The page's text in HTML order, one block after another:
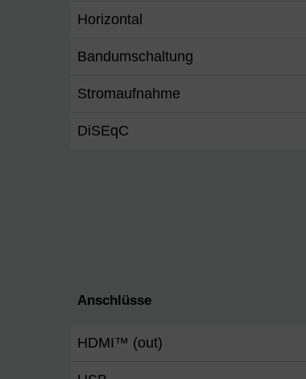
Horizontal
Bandumschaltung
Stromaufnahme
DiSEqC
Anschlüsse
HDMI™ (out)